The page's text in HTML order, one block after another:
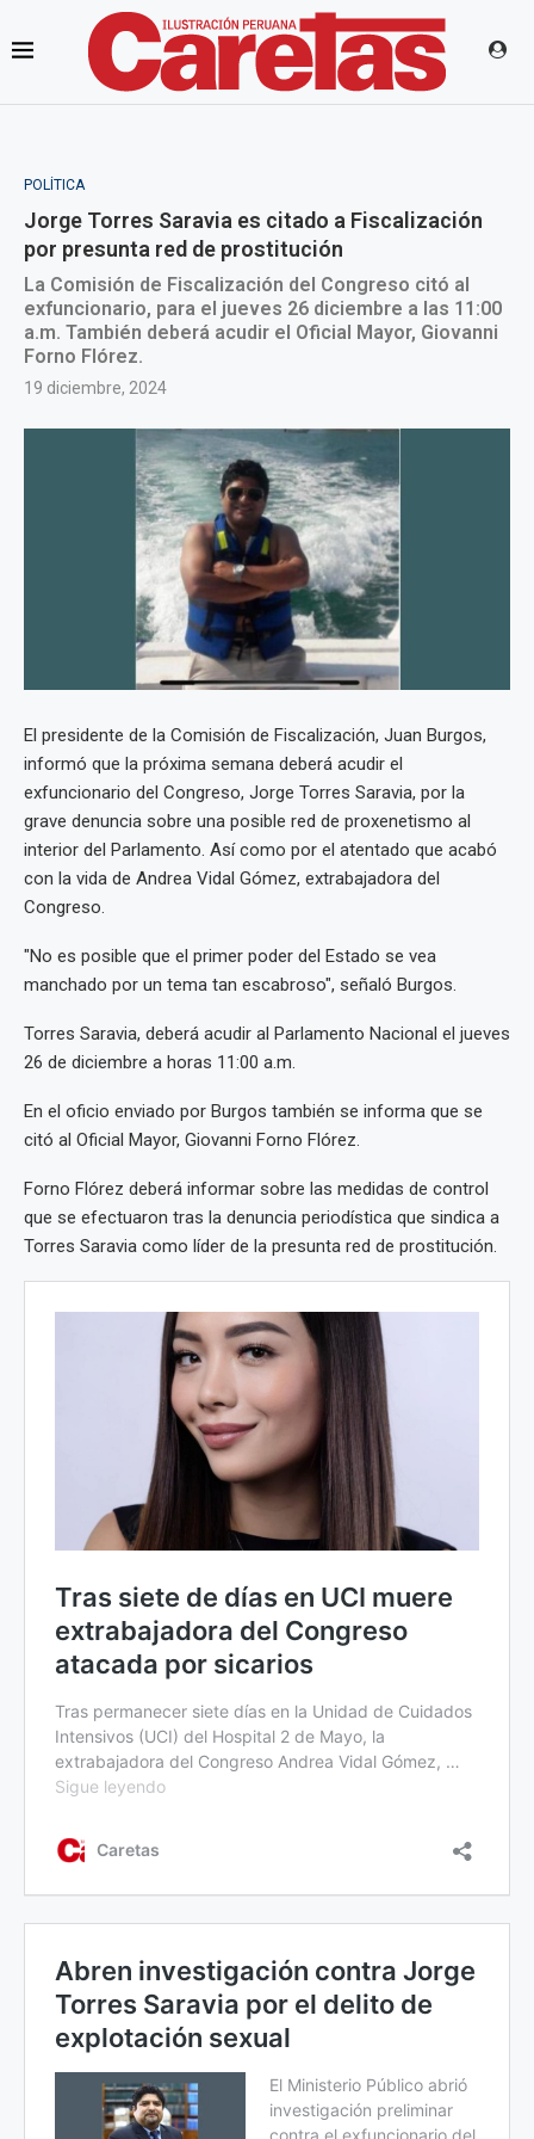
POLÍTICA
Jorge Torres Saravia es citado a Fiscalización
por presunta red de prostitución
La Comisión de Fiscalización del Congreso citó al
exfuncionario, para el jueves 26 diciembre a las 11:00
a.m. También deberá acudir el Oficial Mayor, Giovanni
Forno Flórez.
19 diciembre, 2024
El presidente de la Comisión de Fiscalización, Juan Burgos,
informó que la próxima semana deberá acudir el
exfuncionario del Congreso, Jorge Torres Saravia, por la
grave denuncia sobre una posible red de proxenetismo al
interior del Parlamento. Así como por el atentado que acabó
con la vida de Andrea Vidal Gómez, extrabajadora del
Congreso.
"No es posible que el primer poder del Estado se vea
manchado por un tema tan escabroso", señaló Burgos.
Torres Saravia, deberá acudir al Parlamento Nacional el jueves
26 de diciembre a horas 11:00 a.m.
En el oficio enviado por Burgos también se informa que se
citó al Oficial Mayor, Giovanni Forno Flórez.
Forno Flórez deberá informar sobre las medidas de control
que se efectuaron tras la denuncia periodística que sindica a
Torres Saravia como líder de la presunta red de prostitución.